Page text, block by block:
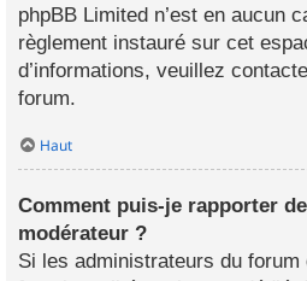
phpBB Limited n’est en aucun
règlement instauré sur cet
d’informations, veuillez
forum.
Haut
Comment puis-je rapporter
modérateur ?
Si les administrateurs du